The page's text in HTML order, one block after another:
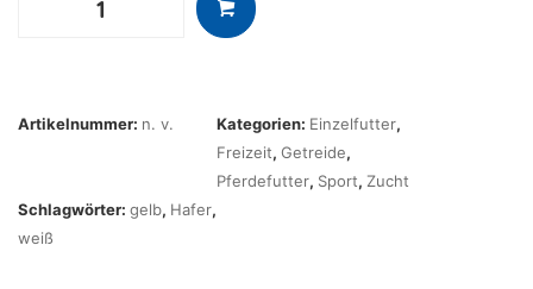
Artikelnummer: n. v. Kategorien: Einzelfutter,
Freizeit,Getreide,
Pferdefutter, Sport, Zucht
Schlagwörter: gelb, Hafer,
weiß